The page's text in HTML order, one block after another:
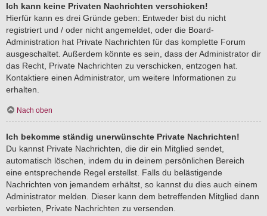
Ich kann keine Privaten Nachrichten verschicken!
Hierfür kann es drei Gründe geben: Entweder bist du nicht
registriert und / oder nicht angemeldet, oder die Board-
Administration hat Private Nachrichten für das komplette Forum
ausgeschaltet. Außerdem könnte es sein, dass der Administrator dir
das Recht, Private Nachrichten zu verschicken, entzogen hat.
Kontaktiere einen Administrator, um weitere Informationen zu
erhalten.
Nach oben
Ich bekomme ständig unerwünschte Private Nachrichten!
Du kannst Private Nachrichten, die dir ein Mitglied sendet,
automatisch löschen, indem du in deinem persönlichen Bereich
eine entsprechende Regel erstellst. Falls du belästigende
Nachrichten von jemandem erhältst, so kannst du dies auch einem
Administrator melden. Dieser kann dem betreffenden Mitglied dann
verbieten, Private Nachrichten zu versenden.